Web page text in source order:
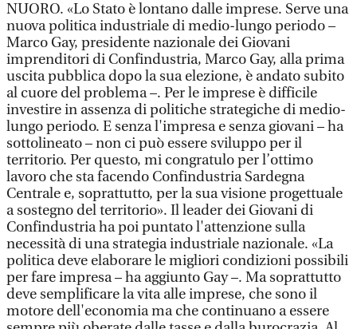
NUORO. «Lo Stato è lontano dalle imprese. Serve una
nuova politica industriale di medio-lungo periodo –
Marco Gay, presidente nazionale dei Giovani
imprenditori di Confindustria, Marco Gay, alla prima
uscita pubblica dopo la sua elezione, è andato subito
al cuore del problema –. Per le imprese è difficile
investire in assenza di politiche strategiche di medio-
lungo periodo. E senza l'impresa e senza giovani – ha
sottolineato – non ci può essere sviluppo per il
territorio. Per questo, mi congratulo per l’ottimo
lavoro che sta facendo Confindustria Sardegna
Centrale e, soprattutto, per la sua visione progettuale
a sostegno del territorio». Il leader dei Giovani di
Confindustria ha poi puntato l'attenzione sulla
necessità di una strategia industriale nazionale. «La
politica deve elaborare le migliori condizioni possibili
per fare impresa – ha aggiunto Gay –. Ma soprattutto
deve semplificare la vita alle imprese, che sono il
motore dell'economia ma che continuano a essere